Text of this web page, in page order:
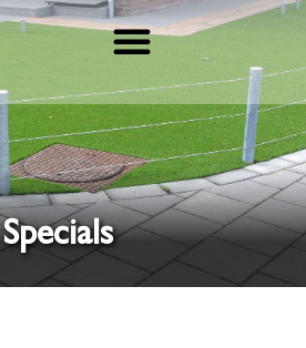
Specials